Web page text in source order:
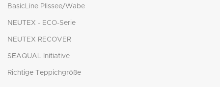
BasicLine Plissee/Wabe
NEUTEX - ECO-Serie
NEUTEX RECOVER
SEAQUAL Initiative
Richtige Teppichgröße